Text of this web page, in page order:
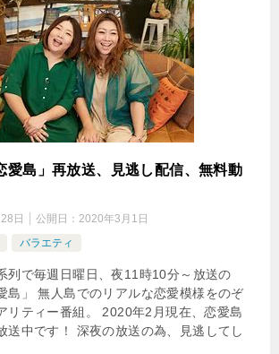
愛島」再放送、見逃し配信、無料動
日 公開日： 2020年3月1日
バラエティ
列で毎週日曜日、夜11時10分～放送の
島」 無人島でのリアルな恋愛模様をのぞ
リティー番組。 2020年2月現在、恋愛島
送中です！ 深夜の放送の為、見逃してし